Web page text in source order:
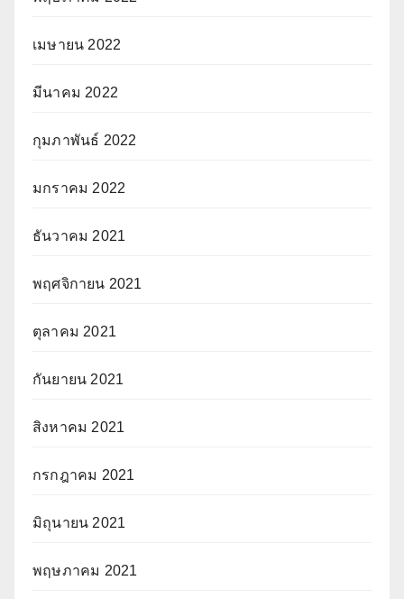
เมษายน 2022
มีนาคม 2022
กุมภาพันธ์ 2022
มกราคม 2022
ธันวาคม 2021
พฤศจิกายน 2021
ตุลาคม 2021
กันยายน 2021
สิงหาคม 2021
กรกฎาคม 2021
มิถุนายน 2021
พฤษภาคม 2021